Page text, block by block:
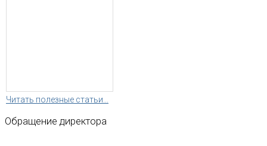
Читать полезные статьи...
Обращение директора